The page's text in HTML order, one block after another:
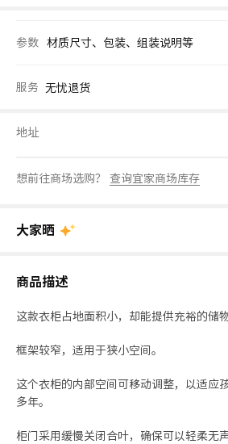
参数 材质尺寸、包装、组装说明等
服务 无忧退货
地址
想前往商场选购？ 查询宜家商场库存
大家晒
商品描述
这款衣柜占地面积小，却能提供充裕的储物
框架较窄，适用于狭小空间。
这个衣柜的内部空间可移动调整，以适应
多年。
柜门采用缓慢关闭合叶，确保可以轻柔